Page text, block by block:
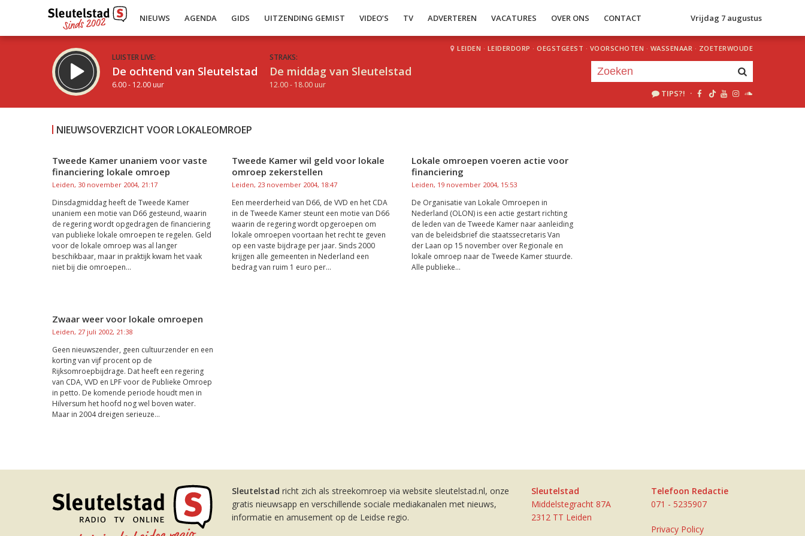
NIEUWS AGENDA GIDS UITZENDING GEMIST VIDEO’S TV ADVERTEREN VACATURES OVER ONS CONTACT Vrijdag 7 augustus
LUISTER LIVE:
De ochtend van Sleutelstad
6.00 - 12.00 uur
STRAKS:
De middag van Sleutelstad
12.00 - 18.00 uur
LEIDEN · LEIDERDORP · OEGSTGEEST · VOORSCHOTEN · WASSENAAR · ZOETERWOUDE
TIPS?! ·
Inklappen
NIEUWSOVERZICHT VOOR LOKALEOMROEP
Tweede Kamer unaniem voor vaste
financiering lokale omroep
Leiden, 30 november 2004, 21:17
Dinsdagmiddag heeft de Tweede Kamer
unaniem een motie van D66 gesteund, waarin
de regering wordt opgedragen de financiering
van publieke lokale omroepen te regelen. Geld
voor de lokale omroep was al langer
beschikbaar, maar in praktijk kwam het vaak
niet bij die omroepen...
Tweede Kamer wil geld voor lokale
omroep zekerstellen
Leiden, 23 november 2004, 18:47
Een meerderheid van D66, de VVD en het CDA
in de Tweede Kamer steunt een motie van D66
waarin de regering wordt opgeroepen om
lokale omroepen voortaan het recht te geven
op een vaste bijdrage per jaar. Sinds 2000
krijgen alle gemeenten in Nederland een
bedrag van ruim 1 euro per...
Lokale omroepen voeren actie voor
financiering
Leiden, 19 november 2004, 15:53
De Organisatie van Lokale Omroepen in
Nederland (OLON) is een actie gestart richting
de leden van de Tweede Kamer naar aanleiding
van de beleidsbrief die staatssecretaris Van
der Laan op 15 november over Regionale en
lokale omroep naar de Tweede Kamer stuurde.
Alle publieke...
Zwaar weer voor lokale omroepen
Leiden, 27 juli 2002, 21:38
Geen nieuwszender, geen cultuurzender en een
korting van vijf procent op de
Rijksomroepbijdrage. Dat heeft een regering
van CDA, VVD en LPF voor de Publieke Omroep
in petto. De komende periode houdt men in
Hilversum het hoofd nog wel boven water.
Maar in 2004 dreigen serieuze...
Sleutelstad richt zich als streekomroep via website sleutelstad.nl, onze
gratis nieuwsapp en verschillende sociale mediakanalen met nieuws,
informatie en amusement op de Leidse regio.
Sleutelstad
Middelstegracht 87A
2312 TT Leiden
Telefoon Redactie
071 - 5235907
Privacy Policy